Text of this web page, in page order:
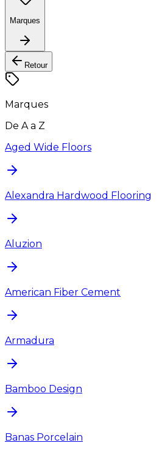
Marques
Retour
Marques
De A a Z
Aged Wide Floors
Alexandra Hardwood Flooring
Aluzion
American Fiber Cement
Armadura
Bamboo Design
Banas Porcelain